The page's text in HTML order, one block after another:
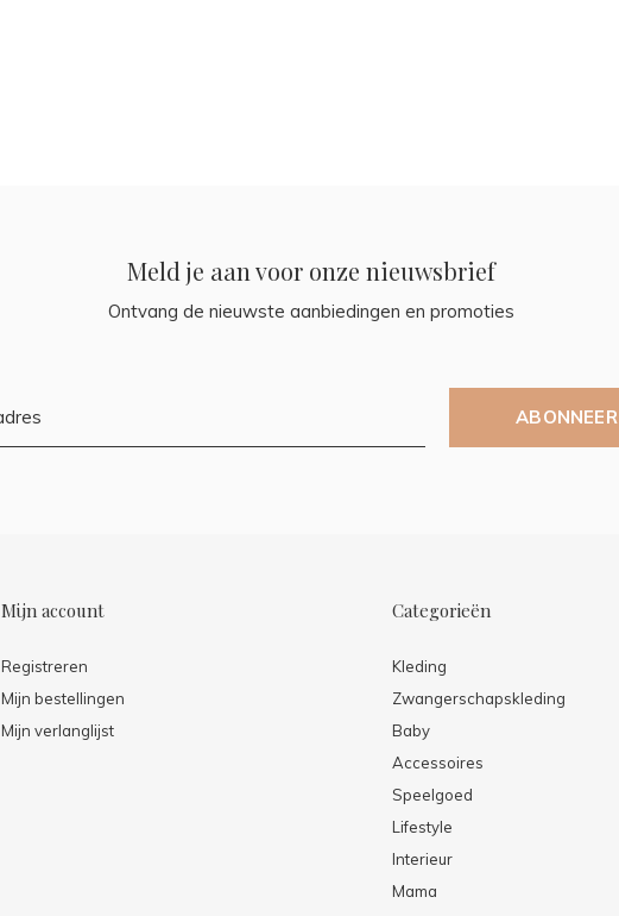
Meld je aan voor onze nieuwsbrief
Ontvang de nieuwste aanbiedingen en promoties
ABONNEER
Mijn account
Registreren
Mijn bestellingen
Mijn verlanglijst
Categorieën
Kleding
Zwangerschapskleding
Baby
Accessoires
Speelgoed
Lifestyle
Interieur
Mama